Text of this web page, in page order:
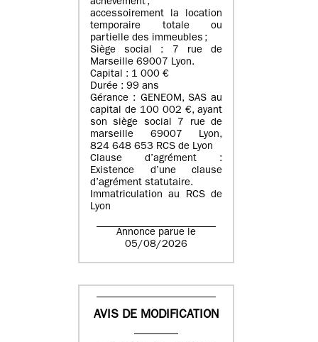
achèvement ;
accessoirement la location
temporaire totale ou
partielle des immeubles ;
Siège social : 7 rue de
Marseille 69007 Lyon.
Capital : 1 000 €
Durée : 99 ans
Gérance : GENEOM, SAS au
capital de 100 002 €, ayant
son siège social 7 rue de
marseille 69007 Lyon,
824 648 653 RCS de Lyon
Clause d’agrément :
Existence d’une clause
d’agrément statutaire.
Immatriculation au RCS de
Lyon
Annonce parue le
05/08/2026
AVIS DE MODIFICATION